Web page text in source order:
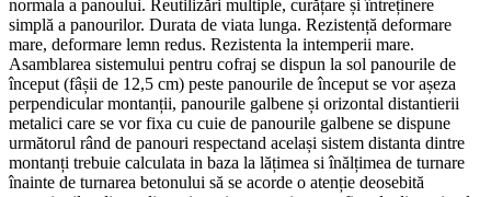
normala a panoului. Reutilizări multiple, curățare și întreținere
simplă a panourilor. Durata de viata lunga. Rezistență deformare
mare, deformare lemn redus. Rezistenta la intemperii mare.
Asamblarea sistemului pentru cofraj se dispun la sol panourile de
început (fâșii de 12,5 cm) peste panourile de început se vor așeza
perpendicular montanții, panourile galbene și orizontal distantierii
metalici care se vor fixa cu cuie de panourile galbene se dispune
următorul rând de panouri respectand același sistem distanta dintre
montanți trebuie calculata in baza la lățimea si înălțimea de turnare
înainte de turnarea betonului să se acorde o atenție deosebită